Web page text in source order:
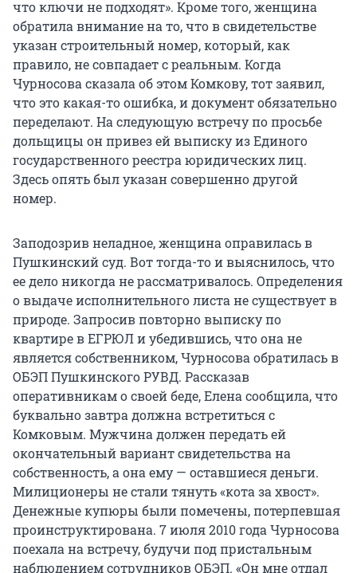
что ключи не подходят». Кроме того, женщина
обратила внимание на то, что в свидетельстве
указан строительный номер, который, как
правило, не совпадает с реальным. Когда
Чурносова сказала об этом Комкову, тот заявил,
что это какая-то ошибка, и документ обязательно
переделают. На следующую встречу по просьбе
дольщицы он привез ей выписку из Единого
государственного реестра юридических лиц.
Здесь опять был указан совершенно другой
номер.
Заподозрив неладное, женщина оправилась в
Пушкинский суд. Вот тогда-то и выяснилось, что
ее дело никогда не рассматривалось. Определения
о выдаче исполнительного листа не существует в
природе. Запросив повторно выписку по
квартире в ЕГРЮЛ и убедившись, что она не
является собственником, Чурносова обратилась в
ОБЭП Пушкинского РУВД. Рассказав
оперативникам о своей беде, Елена сообщила, что
буквально завтра должна встретиться с
Комковым. Мужчина должен передать ей
окончательный вариант свидетельства на
собственность, а она ему — оставшиеся деньги.
Милиционеры не стали тянуть «кота за хвост».
Денежные купюры были помечены, потерпевшая
проинструктирована. 7 июля 2010 года Чурносова
поехала на встречу, будучи под пристальным
наблюдением сотрудников ОБЭП. «Он мне отдал